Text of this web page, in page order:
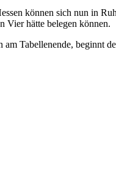
können sich nun in
Vier hätte belegen können.
Tabellenende, beginnt